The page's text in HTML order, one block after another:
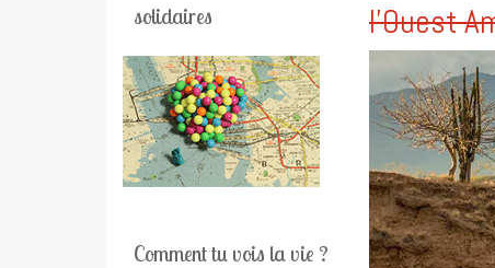
l’Ouest
solidaires
Comment tu vois la vie ?